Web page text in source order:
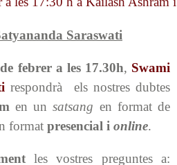
Saraswati
febrer a les 17.30h, Swami
respondrà els nostres dubtes
en unsatsang en format de
format presencial i online.
les vostres preguntes a: